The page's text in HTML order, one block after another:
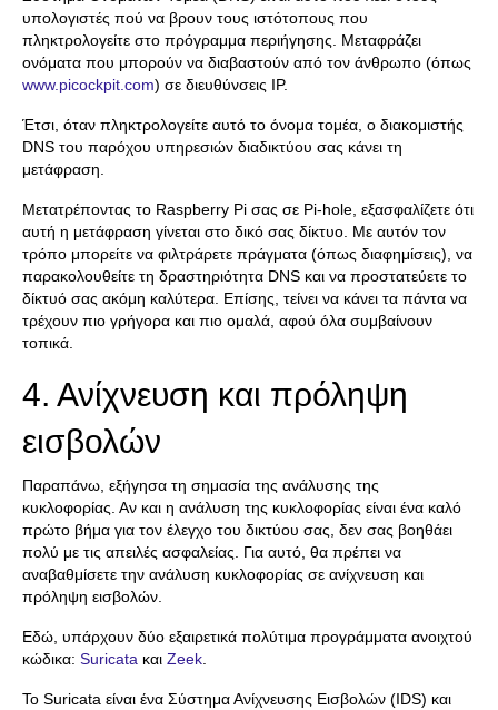
υπολογιστές πού να βρουν τους ιστότοπους που
πληκτρολογείτε στο πρόγραμμα περιήγησης. Μεταφράζει
ονόματα που μπορούν να διαβαστούν από τον άνθρωπο (όπως
www.picockpit.com) σε διευθύνσεις IP.
Έτσι, όταν πληκτρολογείτε αυτό το όνομα τομέα, ο διακομιστής
DNS του παρόχου υπηρεσιών διαδικτύου σας κάνει τη
μετάφραση.
Μετατρέποντας το Raspberry Pi σας σε Pi-hole, εξασφαλίζετε ότι
αυτή η μετάφραση γίνεται στο δικό σας δίκτυο. Με αυτόν τον
τρόπο μπορείτε να φιλτράρετε πράγματα (όπως διαφημίσεις), να
παρακολουθείτε τη δραστηριότητα DNS και να προστατεύετε το
δίκτυό σας ακόμη καλύτερα. Επίσης, τείνει να κάνει τα πάντα να
τρέχουν πιο γρήγορα και πιο ομαλά, αφού όλα συμβαίνουν
τοπικά.
4. Ανίχνευση και πρόληψη
εισβολών
Παραπάνω, εξήγησα τη σημασία της ανάλυσης της
κυκλοφορίας. Αν και η ανάλυση της κυκλοφορίας είναι ένα καλό
πρώτο βήμα για τον έλεγχο του δικτύου σας, δεν σας βοηθάει
πολύ με τις απειλές ασφαλείας. Για αυτό, θα πρέπει να
αναβαθμίσετε την ανάλυση κυκλοφορίας σε ανίχνευση και
πρόληψη εισβολών.
Εδώ, υπάρχουν δύο εξαιρετικά πολύτιμα προγράμματα ανοιχτού
κώδικα: Suricata και Zeek.
Το Suricata είναι ένα Σύστημα Ανίχνευσης Εισβολών (IDS) και